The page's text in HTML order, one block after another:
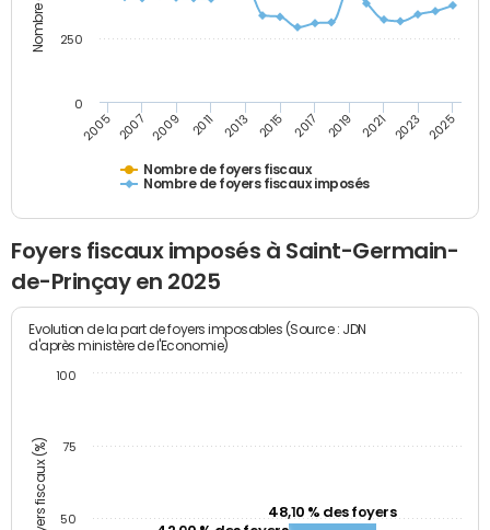
Nombre de foyers fiscaux
Nombre de foyers fiscaux imposés
2005 2007 2009 2011 2013 2015 2017 2019 2021 2023 2025
0
250
Foyers fiscaux imposés à Saint-Germain-
de-Prinçay en 2025
Evolution de la part de foyers imposables (Source : JDN
d'après ministère de l'Economie)
48,10 % des foyers
50
75
100